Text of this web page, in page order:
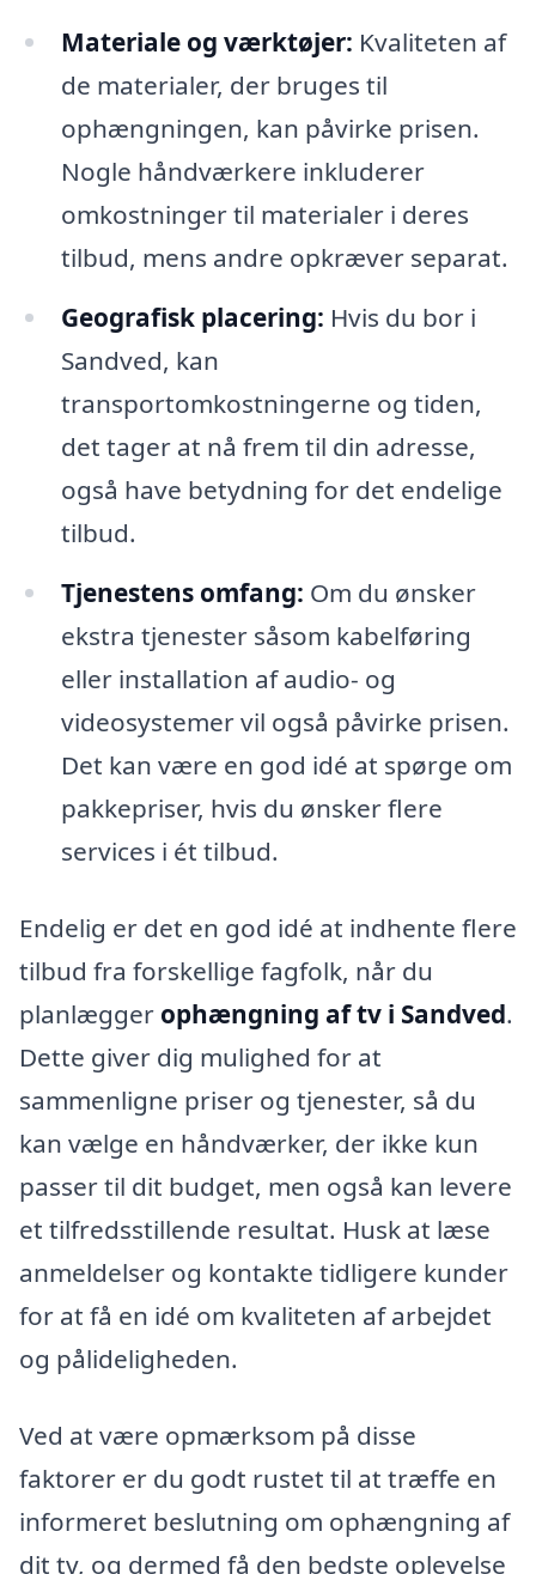
Materiale og værktøjer: Kvaliteten af
de materialer, der bruges til
ophængningen, kan påvirke prisen.
Nogle håndværkere inkluderer
omkostninger til materialer i deres
tilbud, mens andre opkræver separat.
Geografisk placering: Hvis du bor i
Sandved, kan
transportomkostningerne og tiden,
det tager at nå frem til din adresse,
også have betydning for det endelige
tilbud.
Tjenestens omfang: Om du ønsker
ekstra tjenester såsom kabelføring
eller installation af audio- og
videosystemer vil også påvirke prisen.
Det kan være en god idé at spørge om
pakkepriser, hvis du ønsker flere
services i ét tilbud.
Endelig er det en god idé at indhente flere
tilbud fra forskellige fagfolk, når du
planlægger ophængning af tv i Sandved.
Dette giver dig mulighed for at
sammenligne priser og tjenester, så du
kan vælge en håndværker, der ikke kun
passer til dit budget, men også kan levere
et tilfredsstillende resultat. Husk at læse
anmeldelser og kontakte tidligere kunder
for at få en idé om kvaliteten af arbejdet
og pålideligheden.
Ved at være opmærksom på disse
faktorer er du godt rustet til at træffe en
informeret beslutning om ophængning af
dit tv, og dermed få den bedste oplevelse